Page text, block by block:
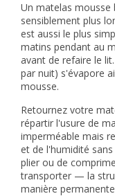
Un matelas mousse
sensiblement plus
est aussi le plus
matins pendant au
avant de refaire le
par nuit) s'évapore
mousse.
Retournez votre
répartir l'usure de
imperméable mais
et de l'humidité
plier ou de
transporter — la
manière